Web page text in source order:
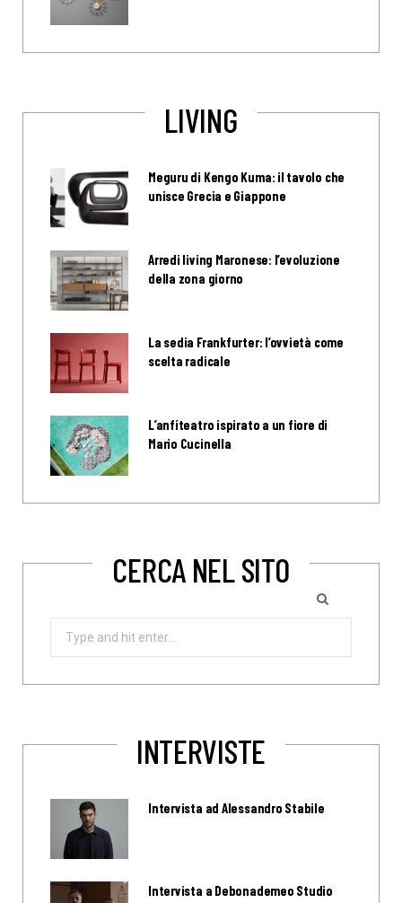
LIVING
Meguru di Kengo Kuma: il tavolo che
unisce Grecia e Giappone
Arredi living Maronese: l’evoluzione
della zona giorno
La sedia Frankfurter: l’ovvietà come
scelta radicale
L’anfiteatro ispirato a un fiore di
Mario Cucinella
CERCA NEL SITO
Search
INTERVISTE
Intervista ad Alessandro Stabile
Intervista a Debonademeo Studio